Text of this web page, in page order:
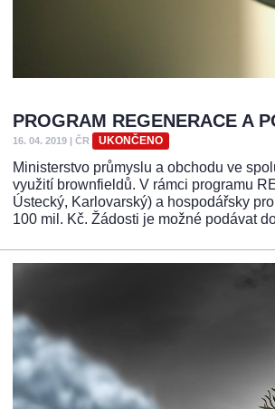
PROGRAM REGENERACE A
16. 04. 2019 ČR UKONČENO
Ministerstvo průmyslu a obchodu ve
využití brownfieldů. V rámci programu
Ústecký, Karlovarský) a hospodářsky
100 mil. Kč. Žádosti je možné podávat